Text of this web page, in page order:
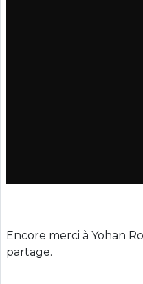
Encore merci à Yohan
partage.